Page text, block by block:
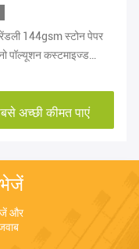
144gsm स्टोन पेपर
पॉल्यूशन कस्टमाइज्ड
अच्छी कीमत पाएं
और